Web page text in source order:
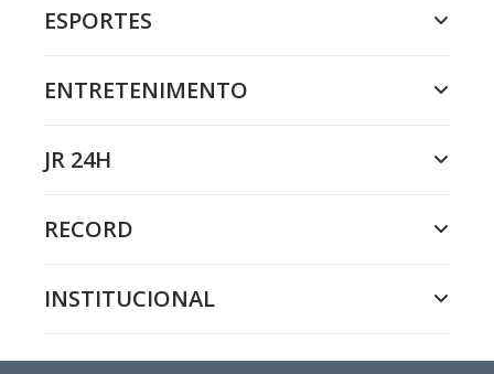
ESPORTES
ENTRETENIMENTO
JR 24H
RECORD
INSTITUCIONAL